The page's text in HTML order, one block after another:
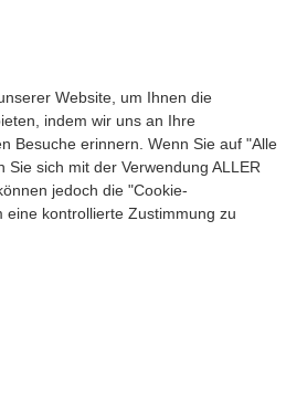
Website, um Ihnen die
indem wir uns an Ihre
Besuche erinnern. Wenn Sie auf "Alle
sich mit der Verwendung ALLER
jedoch die "Cookie-
eine kontrollierte Zustimmung zu